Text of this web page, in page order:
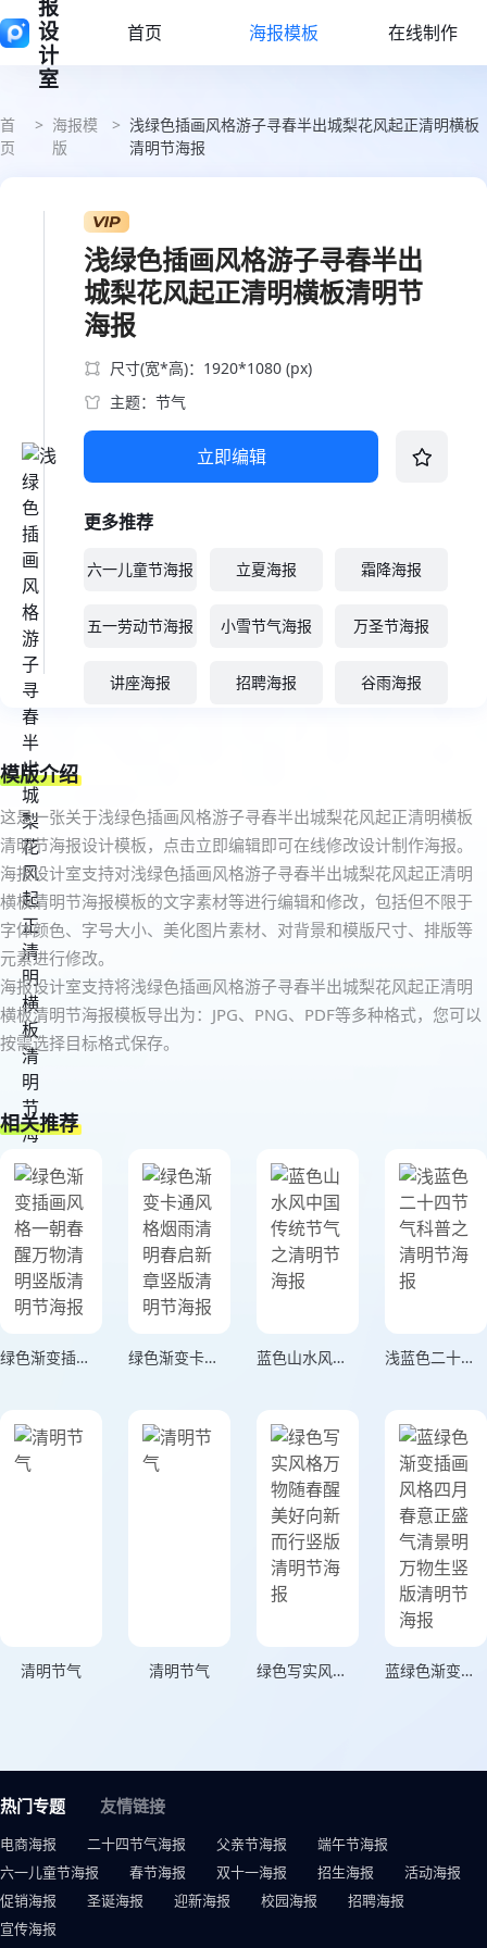
报
设
计
室
首页 海报模板 在线制作
首
页
> 海报模
版
> 浅绿色插画风格游子寻春半出城梨花风起正清明横板
清明节海报
浅绿色插画风格游子寻春半出
城梨花风起正清明横板清明节
海报
尺寸(宽*高)：1920*1080 (px)
主题：节气
立即编辑
更多推荐
六一儿童节海报 立夏海报 霜降海报
五一劳动节海报 小雪节气海报 万圣节海报
讲座海报 招聘海报 谷雨海报
模版介绍
这是一张关于浅绿色插画风格游子寻春半出城梨花风起正清明横板
清明节海报设计模板，点击立即编辑即可在线修改设计制作海报。
海报设计室支持对浅绿色插画风格游子寻春半出城梨花风起正清明
横板清明节海报模板的文字素材等进行编辑和修改，包括但不限于
字体颜色、字号大小、美化图片素材、对背景和模版尺寸、排版等
元素进行修改。
海报设计室支持将浅绿色插画风格游子寻春半出城梨花风起正清明
横板清明节海报模板导出为：JPG、PNG、PDF等多种格式，您可以
按需选择目标格式保存。
相关推荐
绿色渐变插画风格一朝春醒万物清明竖版清明节海报 绿色渐变卡通风格烟雨清明春启新章竖版清明节海报 蓝色山水风中国传统节气之清明节海报 浅蓝色二十四节气科普之清明节海报
清明节气 清明节气 绿色写实风格万物随春醒美好向新而行竖版清明节海报 蓝绿色渐变插画风格四月春意正盛气清景明万物生竖版清明节海报
热门专题 友情链接
电商海报 二十四节气海报 父亲节海报
端午节海报
六一儿童节海报
春节海报 双十一海报 招生海报
活动海报
促销海报
圣诞海报 迎新海报 校园海报
招聘海报
宣传海报